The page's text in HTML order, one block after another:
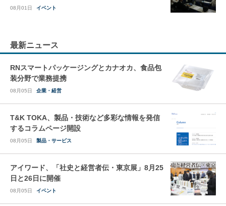
08月01日 イベント
最新ニュース
RNスマートパッケージングとカナオカ、食品包
装分野で業務提携
08月05日 企業・経営
T&K TOKA、製品・技術など多彩な情報を発信
するコラムページ開設
08月05日 製品・サービス
アイワード、「社史と経営者伝・東京展」8月25
日と26日に開催
08月05日 イベント